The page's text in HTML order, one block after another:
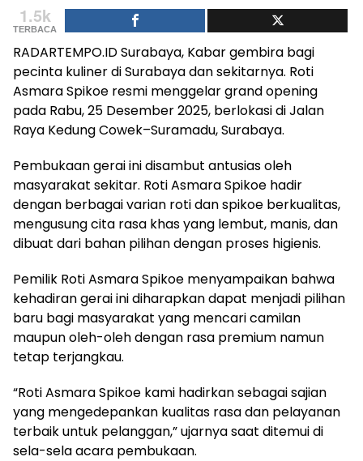
1.5k
TERBACA
RADARTEMPO.ID Surabaya, Kabar gembira bagi
pecinta kuliner di Surabaya dan sekitarnya. Roti
Asmara Spikoe resmi menggelar grand opening
pada Rabu, 25 Desember 2025, berlokasi di Jalan
Raya Kedung Cowek–Suramadu, Surabaya.
Pembukaan gerai ini disambut antusias oleh
masyarakat sekitar. Roti Asmara Spikoe hadir
dengan berbagai varian roti dan spikoe berkualitas,
mengusung cita rasa khas yang lembut, manis, dan
dibuat dari bahan pilihan dengan proses higienis.
Pemilik Roti Asmara Spikoe menyampaikan bahwa
kehadiran gerai ini diharapkan dapat menjadi pilihan
baru bagi masyarakat yang mencari camilan
maupun oleh-oleh dengan rasa premium namun
tetap terjangkau.
“Roti Asmara Spikoe kami hadirkan sebagai sajian
yang mengedepankan kualitas rasa dan pelayanan
terbaik untuk pelanggan,” ujarnya saat ditemui di
sela-sela acara pembukaan.